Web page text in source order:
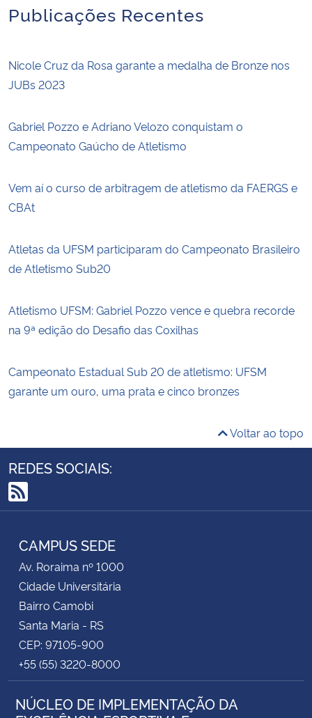
Publicações Recentes
Nicole Cruz da Rosa garante a medalha de Bronze nos
JUBs 2023
Gabriel Pozzo e Adriano Velozo conquistam o
Campeonato Gaúcho de Atletismo
Vem aí o curso de arbitragem de atletismo da FAERGS e
CBAt
Atletas da UFSM participaram do Campeonato Brasileiro
de Atletismo Sub20
Atletismo UFSM: Gabriel Pozzo vence e quebra recorde
na 9ª edição do Desafio das Coxilhas
Campeonato Estadual Sub 20 de atletismo: UFSM
garante um ouro, uma prata e cinco bronzes
Voltar ao topo
REDES SOCIAIS:
RSS
CAMPUS SEDE
Av. Roraima nº 1000
Cidade Universitária
Bairro Camobi
Santa Maria - RS
CEP: 97105-900
+55 (55) 3220-8000
NÚCLEO DE IMPLEMENTAÇÃO DA